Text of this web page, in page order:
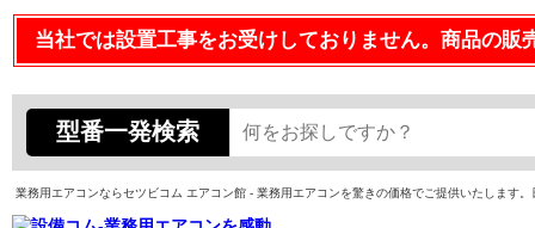
当社では設置工事をお受けしておりません。商品の
型番一発検索
業務用エアコンならセツビコム エアコン館 - 業務用エアコンを驚きの価格でご提供いたします